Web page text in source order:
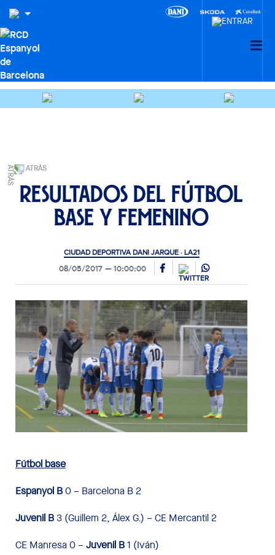
ATRÁS
Resultados del fútbol
base y femenino
CIUDAD DEPORTIVA DANI JARQUE · LA21
08/05/2017 10:00:00
Fútbol base
Espanyol B0 – Barcelona B 2
Juvenil B3 (Guillem 2, Álex G.) – CE Mercantil 2
CE Manresa 0 – Juvenil B1 (Iván)